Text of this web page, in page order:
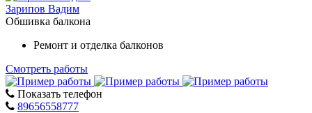
Зарипов Вадим
Обшивка балкона
Ремонт и отделка балконов
Смотреть работы
Показать телефон
89656558777